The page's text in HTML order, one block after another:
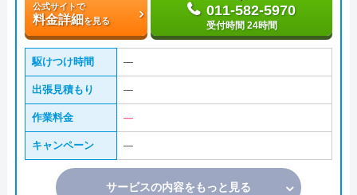
公式サイトで
料金詳細を見る
011-582-5970
受付時間 24時間
駆けつけ時間 ―
出張見積もり ―
作業料金 ―
キャンペーン ―
サービスの内容をもっと見る